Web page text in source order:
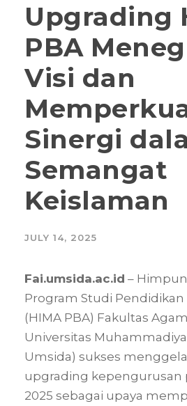
Upgrading
PBA
Visi dan
Sinergi
Semangat
Keislaman
JULY 14, 2025
Fai.umsida.ac.id –
Program Studi Pendidikan
(HIMA PBA) Fakultas
Universitas
Umsida) sukses
upgrading kepengurusan
2025 sebagai upaya